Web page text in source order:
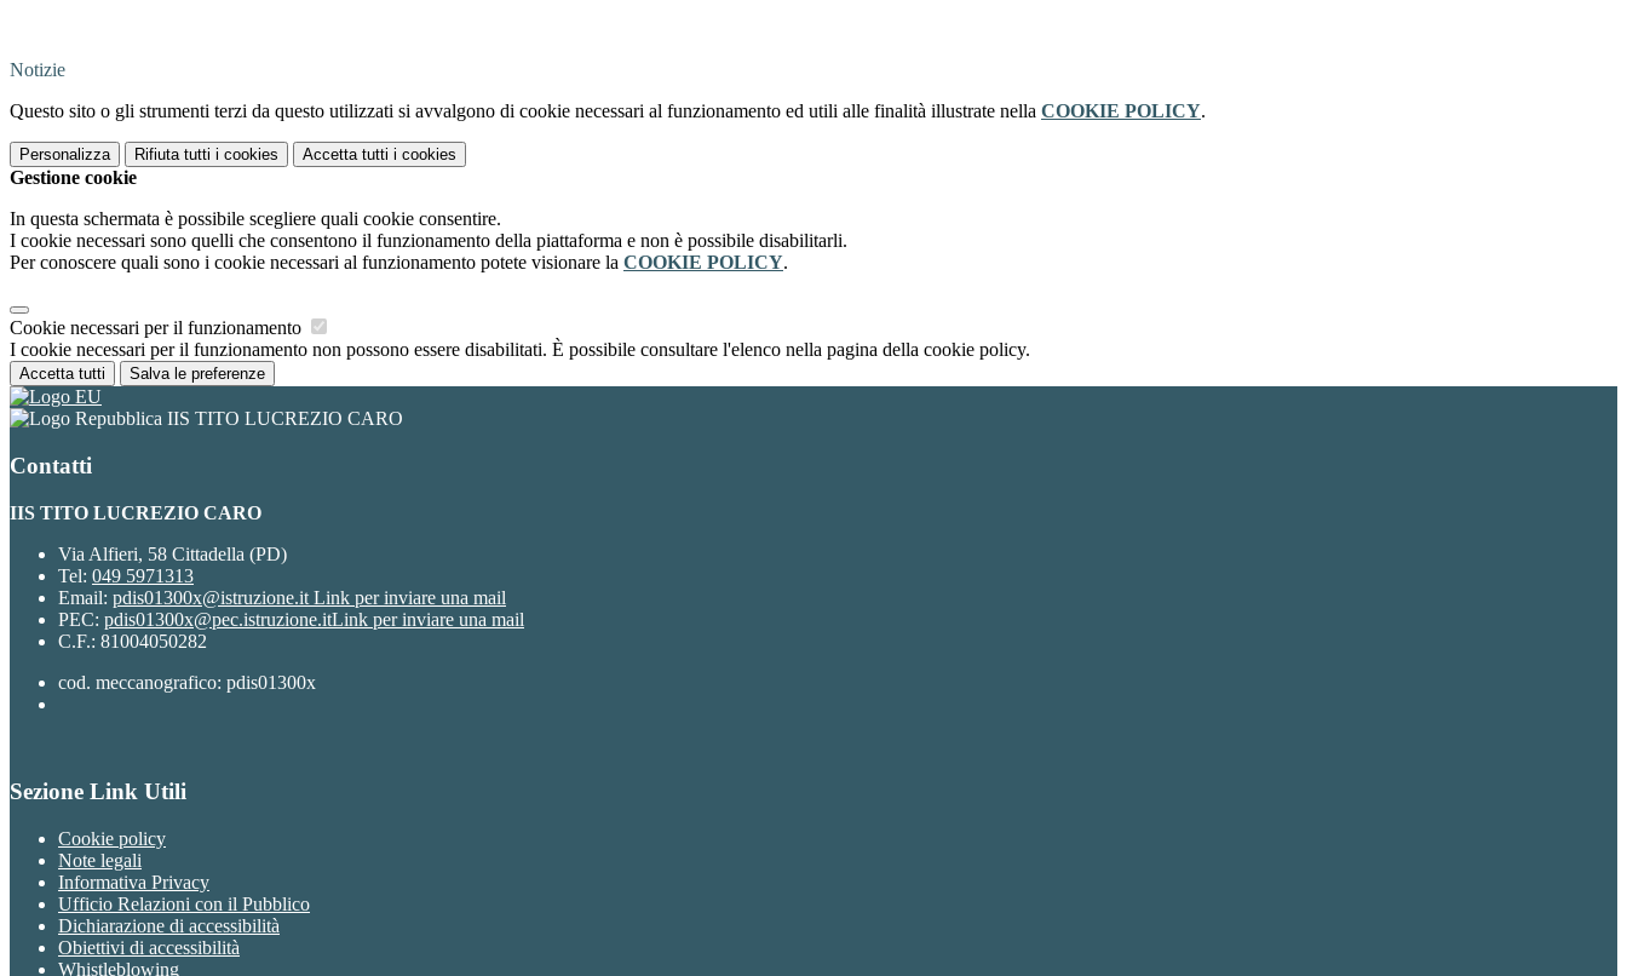
Notizie
Questo sito o gli strumenti terzi da questo utilizzati si avvalgono di cookie necessari al funzionamento ed utili alle finalità illustrate nella COOKIE POLICY.
Personalizza Rifiuta tutti i cookies Accetta tutti i cookies
Gestione cookie
In questa schermata è possibile scegliere quali cookie consentire.
I cookie necessari sono quelli che consentono il funzionamento della piattaforma e non è possibile disabilitarli.
Per conoscere quali sono i cookie necessari al funzionamento potete visionare la COOKIE POLICY.
Cookie necessari per il funzionamento
I cookie necessari per il funzionamento non possono essere disabilitati. È possibile consultare l'elenco nella pagina della cookie policy.
Accetta tutti Salva le preferenze
IIS TITO LUCREZIO CARO
Contatti
IIS TITO LUCREZIO CARO
Via Alfieri, 58 Cittadella (PD)
Tel: 049 5971313
Email: pdis01300x@istruzione.it Link per inviare una mail
PEC: pdis01300x@pec.istruzione.itLink per inviare una mail
C.F.: 81004050282
cod. meccanografico: pdis01300x
Sezione Link Utili
Cookie policy
Note legali
Informativa Privacy
Ufficio Relazioni con il Pubblico
Dichiarazione di accessibilità
Obiettivi di accessibilità
Whistleblowing